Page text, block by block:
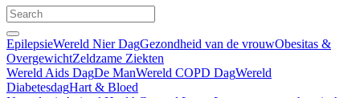
EpilepsieWereld Nier DagGezondheid van de vrouwObesitas &
OvergewichtZeldzame Ziekten
Wereld Aids DagDe ManWereld COPD DagWereld
DiabetesdagHart & Bloed